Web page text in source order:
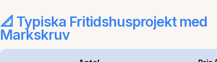
📐 Typiska Fritidshusprojekt med
Markskruv